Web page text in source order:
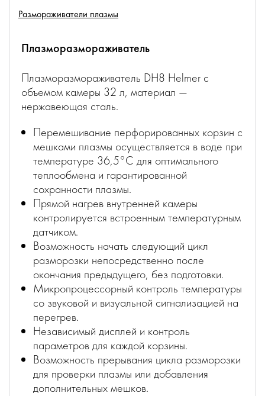
Размораживатели плазмы
Плазморазмораживатель
Плазморазмораживатель DH8 Helmer с
объемом камеры 32 л, материал —
нержавеющая сталь.
Перемешивание перфорированных корзин с
мешками плазмы осуществляется в воде при
температуре 36,5°С для оптимального
теплообмена и гарантированной
сохранности плазмы.
Прямой нагрев внутренней камеры
контролируется встроенным температурным
датчиком.
Возможность начать следующий цикл
разморозки непосредственно после
окончания предыдущего, без подготовки.
Микропроцессорный контроль температуры
со звуковой и визуальной сигнализацией на
перегрев.
Независимый дисплей и контроль
параметров для каждой корзины.
Возможность прерывания цикла разморозки
для проверки плазмы или добавления
дополнительных мешков.